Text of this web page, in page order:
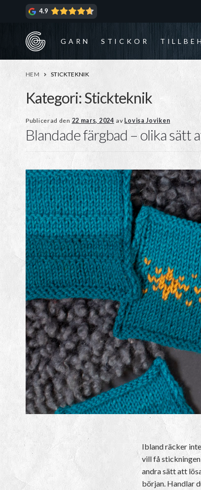
4.9
GARN STICKOR
HEM STICKTEKNIK
Kategori:Stickteknik
Publicerad den 22 mars, 2024 av Lovisa Joviken
Blandade färgbad – olika sätt
Ibland räcker
vill få
andra sätt att
början. Handlar